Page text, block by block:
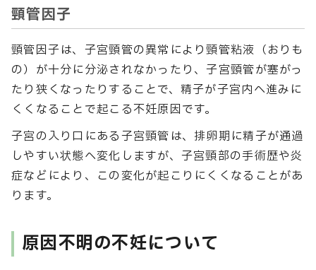
頸管因子
頸管因子は、子宮頸管の異常により頸管粘液（おりも
の）が十分に分泌されなかったり、子宮頸管が塞がっ
たり狭くなったりすることで、精子が子宮内へ進みに
くくなることで起こる不妊原因です。
子宮の入り口にある子宮頸管は、排卵期に精子が通過
しやすい状態へ変化しますが、子宮頸部の手術歴や炎
症などにより、この変化が起こりにくくなることがあ
ります。
原因不明の不妊について